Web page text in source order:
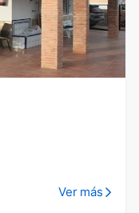
Ver más